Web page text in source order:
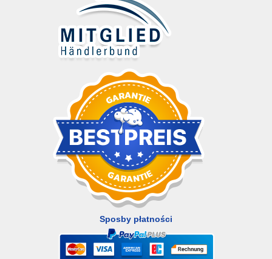
Sposby płatności